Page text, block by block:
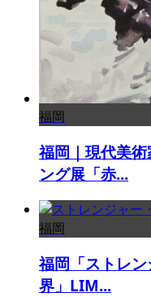
福岡
福岡｜現代美
ング展「赤...
福岡
福岡「ストレ
界」LIM...